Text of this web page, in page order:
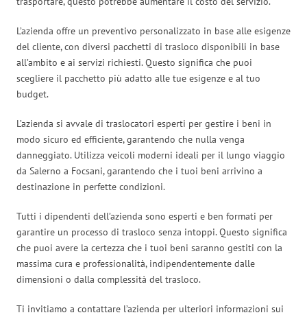
L’azienda offre un preventivo personalizzato in base alle esigenze
del cliente, con diversi pacchetti di trasloco disponibili in base
all’ambito e ai servizi richiesti. Questo significa che puoi
scegliere il pacchetto più adatto alle tue esigenze e al tuo
budget.
L’azienda si avvale di traslocatori esperti per gestire i beni in
modo sicuro ed efficiente, garantendo che nulla venga
danneggiato. Utilizza veicoli moderni ideali per il lungo viaggio
da Salerno a Focsani, garantendo che i tuoi beni arrivino a
destinazione in perfette condizioni.
Tutti i dipendenti dell’azienda sono esperti e ben formati per
garantire un processo di trasloco senza intoppi. Questo significa
che puoi avere la certezza che i tuoi beni saranno gestiti con la
massima cura e professionalità, indipendentemente dalle
dimensioni o dalla complessità del trasloco.
Ti invitiamo a contattare l’azienda per ulteriori informazioni sui